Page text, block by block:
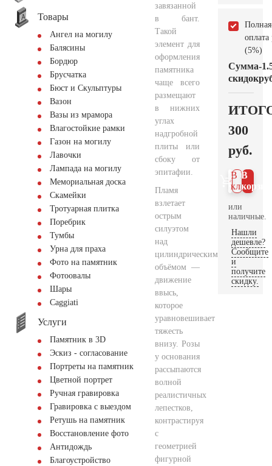
Товары
Ангел на могилу
Балясины
Бордюр
Брусчатка
Бюст и Скульптуры
Вазон
Вазы из мрамора
Влагостойкие рамки
Газон на могилу
Лавочки
Лампада на могилу
Мемориальная доска
Скамейки
Тротуарная плитка
Поребрик
Тумбы
Урна для праха
Фото на памятник
Фотоовалы
Шары
Сaggiati
Услуги
Памятник в 3D
Эскиз - согласование
Портреты на памятник
Цветной портрет
Ручная гравировка
Гравировка с выездом
Ретушь на памятник
Восстановление фото
Антидождь
Благоустройство
завязанной
в бант.
Такой
элемент для
оформления
памятника
чаще всего
размещают
в нижних
углах
надгробной
плиты или
сбоку от
эпитафии.
Пламя
взлетает
острым
силуэтом
над
цилиндрическим
объёмом —
движение
ввысь,
которое
уравновешивает
тяжесть
внизу. Розы
у основания
рассыпаются
волной
реалистичных
лепестков,
контрастируя
с
геометрией
фигурной
Полная
оплата
(5%)
Сумма
скидок
-
300
руб.
В
В 1
клик
или
наличные.
Нашли
дешевле?
Сообщите
и
получите
скидку.